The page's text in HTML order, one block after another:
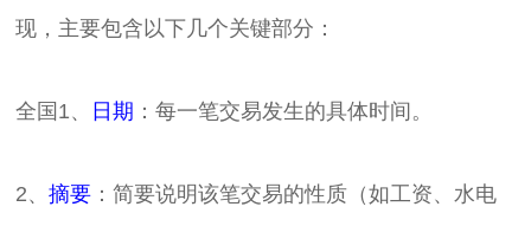
现，主要包含以下几个关键部分：
全国1、 日期 ：每一笔交易发生的具体时间。
2、摘要 ：简要说明该笔交易的性质（如工资、水电